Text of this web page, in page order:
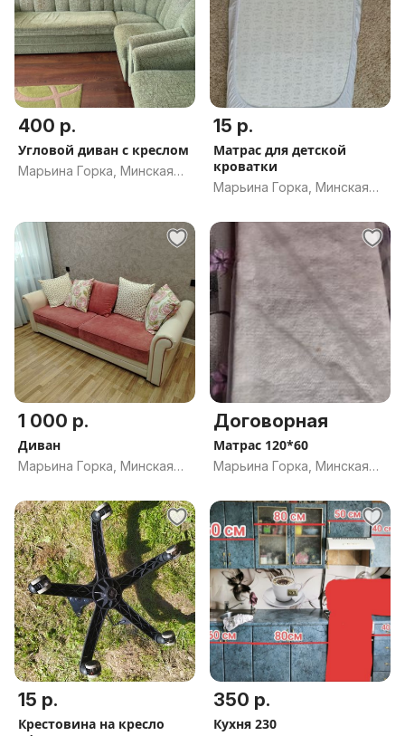
400 р.
Угловой диван с креслом
Марьина Горка, Минская
15 р.
Матрас для детской
кроватки
Марьина Горка, Минская
1 000 р.
Диван
Марьина Горка, Минская
Договорная
Матрас 120*60
Марьина Горка, Минская
15 р.
Крестовина на кресло
350 р.
Кухня 230